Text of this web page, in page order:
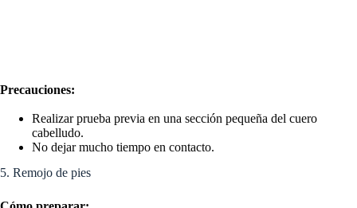
Precauciones:
Realizar prueba previa en una sección pequeña del cuero
cabelludo.
No dejar mucho tiempo en contacto.
5. Remojo de pies